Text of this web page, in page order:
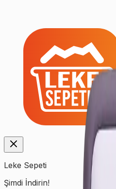
Leke Sepeti
Şimdi İndirin!